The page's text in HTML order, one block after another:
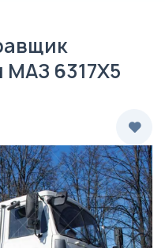
6317X5